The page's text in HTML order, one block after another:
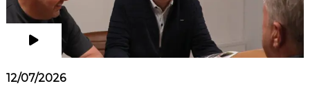
12/07/2026